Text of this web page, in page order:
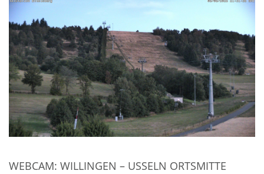
WEBCAM: WILLINGEN – USSELN ORTSMITTE